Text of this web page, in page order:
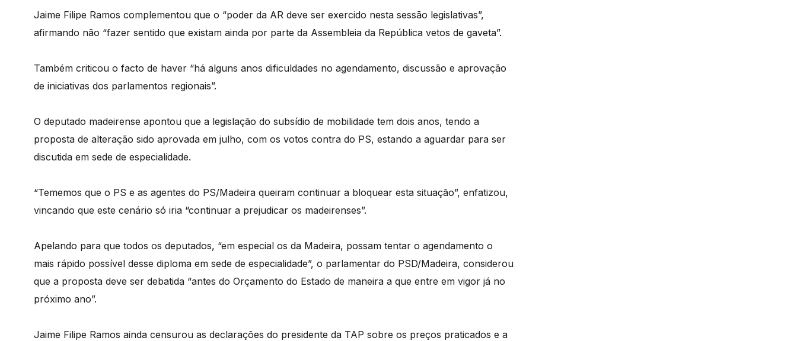
Jaime Filipe Ramos complementou que o “poder da AR deve ser exercido nesta sessão legislativas”,
afirmando não “fazer sentido que existam ainda por parte da Assembleia da República vetos de gaveta”.
Também criticou o facto de haver “há alguns anos dificuldades no agendamento, discussão e aprovação
de iniciativas dos parlamentos regionais”.
O deputado madeirense apontou que a legislação do subsídio de mobilidade tem dois anos, tendo a
proposta de alteração sido aprovada em julho, com os votos contra do PS, estando a aguardar para ser
discutida em sede de especialidade.
“Tememos que o PS e as agentes do PS/Madeira queiram continuar a bloquear esta situação”, enfatizou,
vincando que este cenário só iria “continuar a prejudicar os madeirenses”.
Apelando para que todos os deputados, “em especial os da Madeira, possam tentar o agendamento o
mais rápido possível desse diploma em sede de especialidade”, o parlamentar do PSD/Madeira, considerou
que a proposta deve ser debatida “antes do Orçamento do Estado de maneira a que entre em vigor já no
próximo ano”.
Jaime Filipe Ramos ainda censurou as declarações do presidente da TAP sobre os preços praticados e a